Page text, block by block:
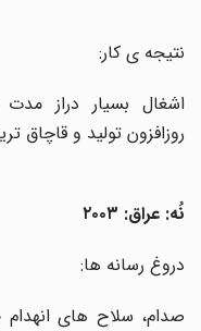
نتیجه ی کار:
اشغال بسیار دراز
روزافزون تولید و قاچاق
نُه: عراق: ۲۰۰۳
دروغ رسانه ها :
صدام، سلاح های انهدام